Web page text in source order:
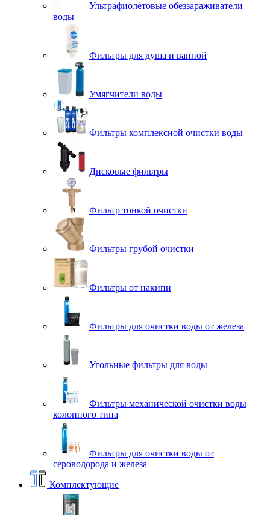
Ультрафиолетовые обеззараживатели
воды
Фильтры для душа и ванной
Умягчители воды
Фильтры комплексной очистки воды
Дисковые фильтры
Фильтр тонкой очистки
Фильтры грубой очистки
Фильтры от накипи
Фильтры для очистки воды от железа
Угольные фильтры для воды
Фильтры механической очистки воды
колонного типа
Фильтры для очистки воды от
сероводорода и железа
Комплектующие